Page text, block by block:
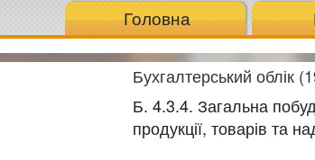
Головна
Бухгалтерський облік
Б. 4.3.4. Загальна
продукції, товарів та